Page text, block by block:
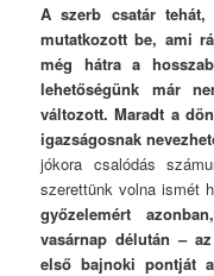
A szerb csatár
mutatkozott be, ami
még hátra a
lehetőségünk már
változott. Maradt a
igazságosnak
jókora csalódás
szerettünk volna ismét
győzelemért
vasárnap délután –
első bajnoki pontját